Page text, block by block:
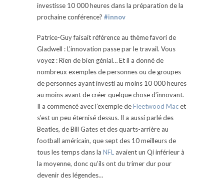
investisse 10 000 heures dans la préparation de la
prochaine conférence? #innov
Patrice-Guy faisait référence au thème favori de
Gladwell : L’innovation passe par le travail. Vous
voyez : Rien de bien génial… Et il a donné de
nombreux exemples de personnes ou de groupes
de personnes ayant investi au moins 10 000 heures
au moins avant de créer quelque chose d’innovant.
Il a commencé avec l’exemple deFleetwood Macet
s’est un peu éternisé dessus. Il a aussi parlé des
Beatles, de Bill Gates et des quarts-arrière au
football américain, que sept des 10 meilleurs de
tous les temps dans la NFL avaient un Qi inférieur à
la moyenne, donc qu’ils ont du trimer dur pour
devenir des légendes…